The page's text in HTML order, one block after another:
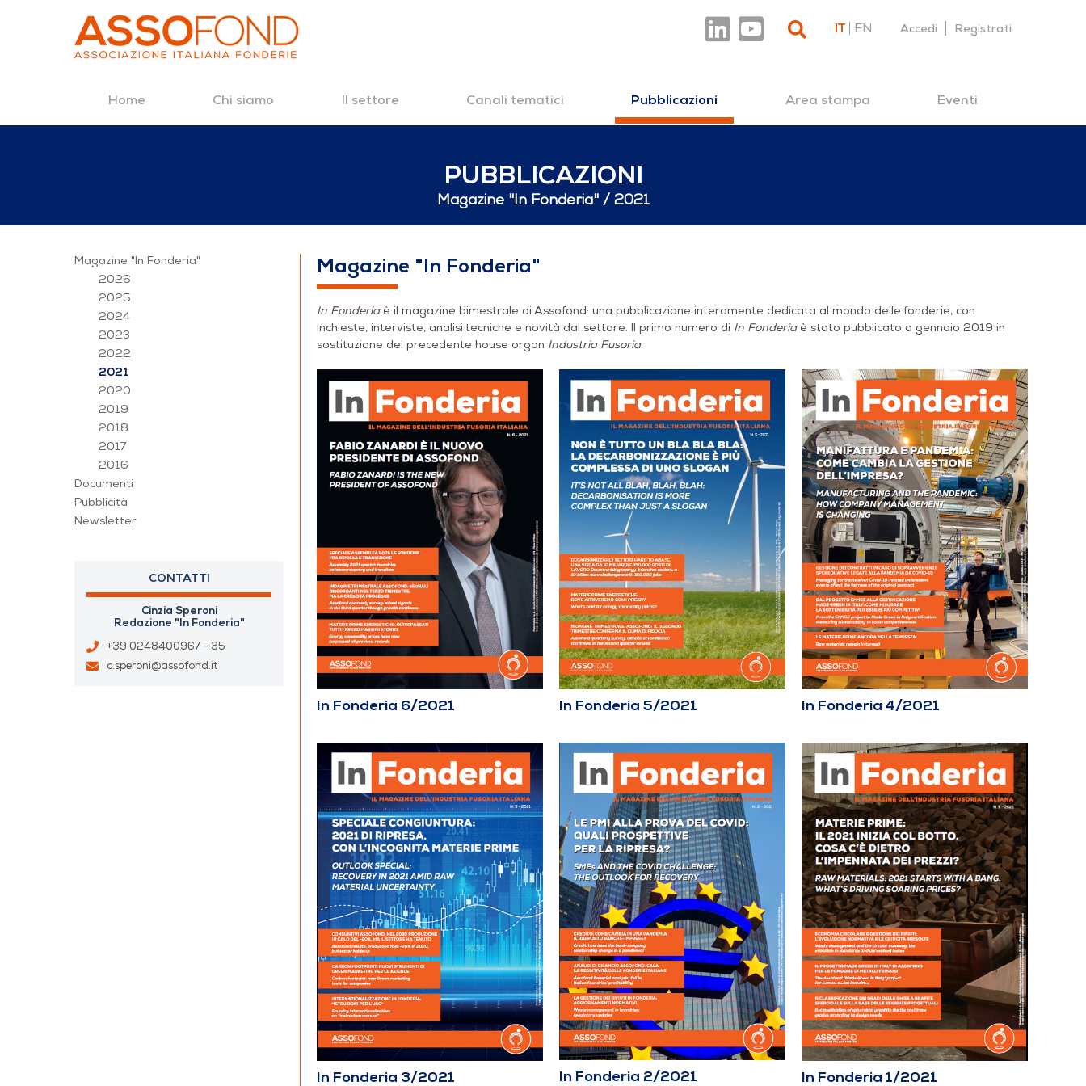
IT EN Accedi Registrati
Home Chi siamo Il settore Canali tematici Pubblicazioni Area stampa Eventi
PUBBLICAZIONI
Magazine "In Fonderia" 2021
2021
Magazine "In Fonderia"
2026
2025
2024
2023
2022
2021
2020
2019
2018
2017
2016
Documenti
Pubblicità
Newsletter
CONTATTI
Cinzia Speroni
Redazione "In Fonderia"
+39 0248400967 - 35
c.speroni@assofond.it
Magazine "In Fonderia"
In Fonderiaè il magazine bimestrale di Assofond: una pubblicazione interamente dedicata al mondo delle fonderie, con
inchieste, interviste, analisi tecniche e novità dal settore. Il primo numero di In Fonderiaè stato pubblicato a gennaio 2019 in
sostituzione del precedente house organ Industria Fusoria.
In Fonderia 6/2021 In Fonderia 5/2021 In Fonderia 4/2021
In Fonderia 3/2021 In Fonderia 2/2021 In Fonderia 1/2021